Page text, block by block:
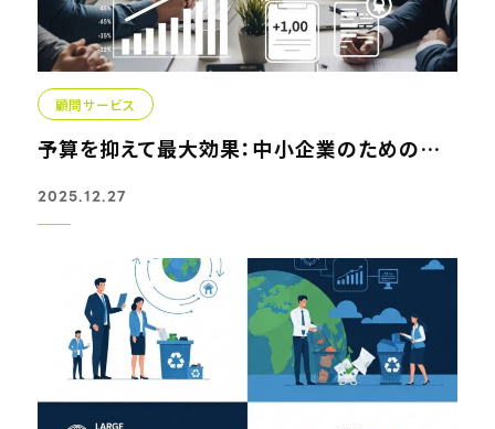
顧問サービス
予算を抑えて最大効果：中小企業のための顧問サービスと人材...
2025.12.27